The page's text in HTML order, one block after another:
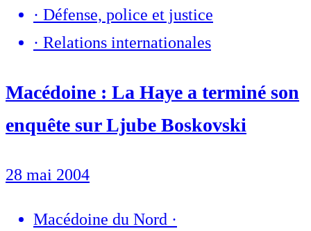
· Défense, police et justice
· Relations internationales
Macédoine : La Haye a terminé son
enquête sur Ljube Boskovski
28 mai 2004
Macédoine du Nord ·